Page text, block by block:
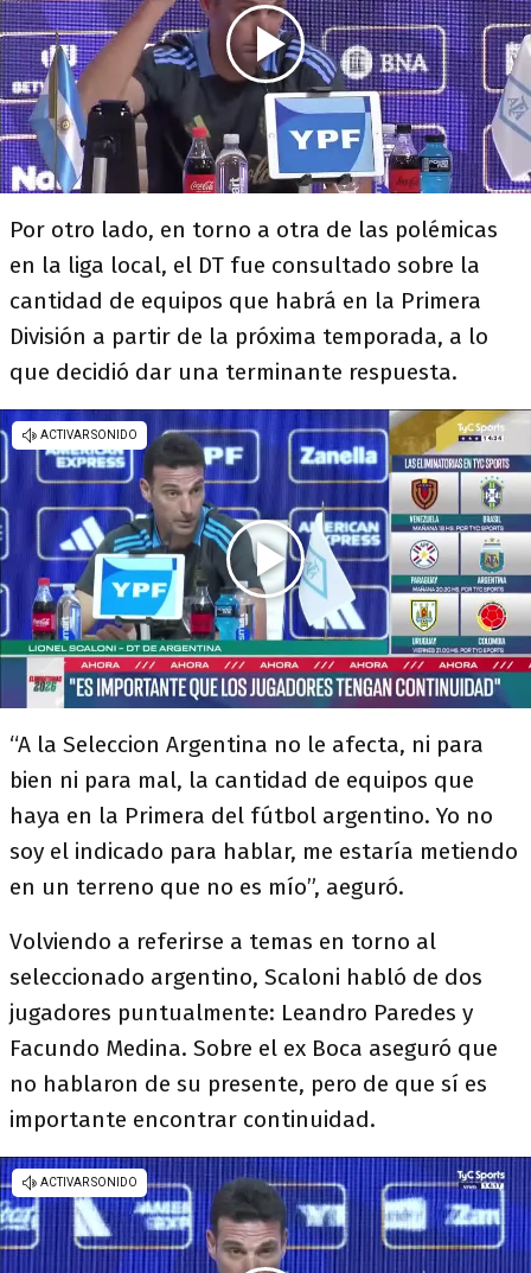
Por otro lado, en torno a otra de las polémicas
en la liga local, el DT fue consultado sobre la
cantidad de equipos que habrá en la Primera
División a partir de la próxima temporada, a lo
que decidió dar una terminante respuesta.
“A la Seleccion Argentina no le afecta, ni para
bien ni para mal, la cantidad de equipos que
haya en la Primera del fútbol argentino. Yo no
soy el indicado para hablar, me estaría metiendo
en un terreno que no es mío”, aeguró.
Volviendo a referirse a temas en torno al
seleccionado argentino, Scaloni habló de dos
jugadores puntualmente: Leandro Paredes y
Facundo Medina. Sobre el ex Boca aseguró que
no hablaron de su presente, pero de que sí es
importante encontrar continuidad.